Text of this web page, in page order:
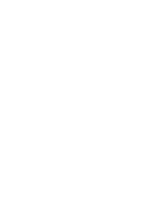
Freshgoods Dark Grey